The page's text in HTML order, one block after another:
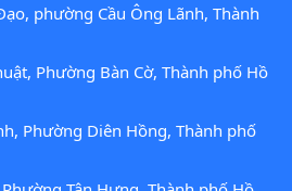
phường Cầu Ông Lãnh, Thành
Phường Bàn Cờ, Thành phố Hồ
Phường Diên Hồng, Thành phố